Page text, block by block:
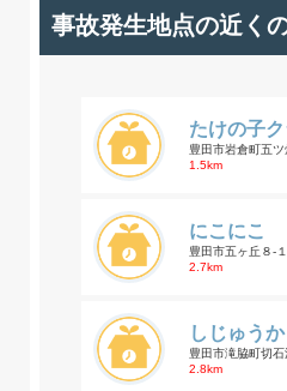
事故発生地点の近く
たけの子
豊田市岩倉町五ツ
1.5km
にこにこ
豊田市五ヶ丘８-１
2.7km
しじゅう
豊田市滝脇町切石
2.8km